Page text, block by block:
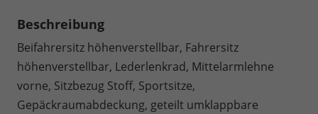
Beschreibung
Beifahrersitz höhenverstellbar, Fahrersitz
höhenverstellbar, Lederlenkrad, Mittelarmlehne
vorne, Sitzbezug Stoff, Sportsitze,
Gepäckraumabdeckung, geteilt umklappbare